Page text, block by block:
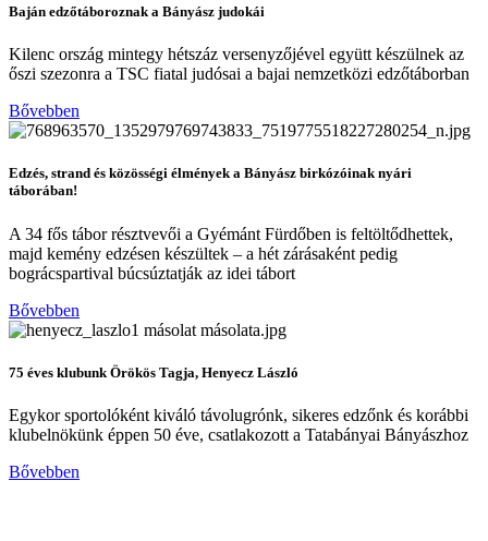
Baján edzőtáboroznak a Bányász judokái
Kilenc ország mintegy hétszáz versenyzőjével együtt készülnek az
őszi szezonra a TSC fiatal judósai a bajai nemzetközi edzőtáborban
Bővebben
Edzés, strand és közösségi élmények a Bányász birkózóinak nyári
táborában!
A 34 fős tábor résztvevői a Gyémánt Fürdőben is feltöltődhettek,
majd kemény edzésen készültek – a hét zárásaként pedig
bográcspartival búcsúztatják az idei tábort
Bővebben
75 éves klubunk Örökös Tagja, Henyecz László
Egykor sportolóként kiváló távolugrónk, sikeres edzőnk és korábbi
klubelnökünk éppen 50 éve, csatlakozott a Tatabányai Bányászhoz
Bővebben